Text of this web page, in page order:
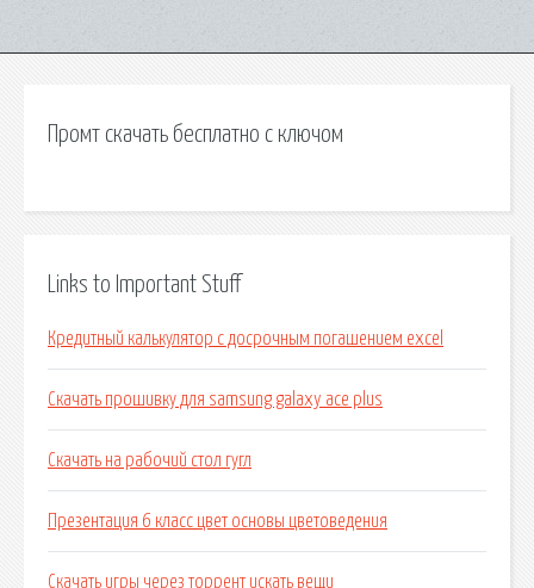
Промт скачать бесплатно с ключом
Links to Important Stuff
Кредитный калькулятор с досрочным погашением excel
Скачать прошивку для samsung galaxy ace plus
Скачать на рабочий стол гугл
Презентация 6 класс цвет основы цветоведения
Скачать игры через торрент искать вещи